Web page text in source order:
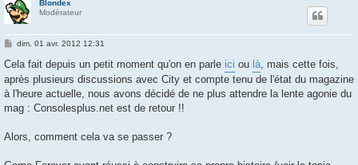
Blondex
Modérateur
M
s
a
g
dim. 01 avr. 2012 12:31
Cela fait depuis un petit moment qu'on en parle ici ou là, mais cette fois,
après plusieurs discussions avec City et compte tenu de l'état du magazine
à l'heure actuelle, nous avons décidé de ne plus attendre la lente agonie du
mag : Consolesplus.net est de retour !!
Alors, comment cela va se passer ?